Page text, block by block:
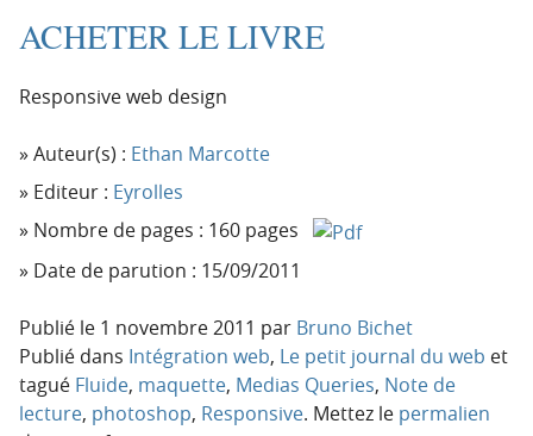
ACHETER LE LIVRE
Responsive web design
Auteur(s) : Ethan Marcotte
Editeur : Eyrolles
Nombre de pages : 160 pages
Date de parution : 15/09/2011
Publié le 1 novembre 2011 par Bruno Bichet
Publié dans Intégration web, Le petit journal du web et
tagué Fluide, maquette, Medias Queries, Note de
lecture, photoshop, Responsive. Mettez le permalien